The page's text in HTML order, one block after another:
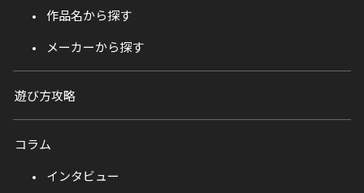
作品名から探す
メーカーから探す
遊び方攻略
コラム
インタビュー